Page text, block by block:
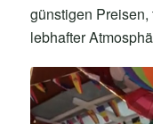
günstigen
lebhafter